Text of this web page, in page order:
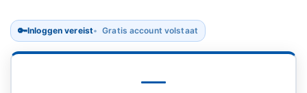
🔑Inloggen vereist Gratis account volstaat